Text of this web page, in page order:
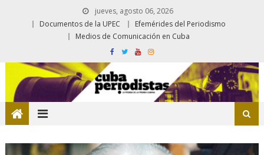
jueves, agosto 06, 2026
Documentos de la UPEC
Efemérides del Periodismo
Medios de Comunicación en Cuba